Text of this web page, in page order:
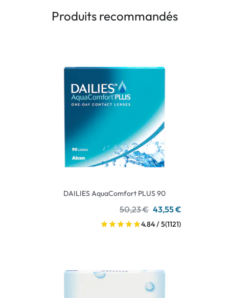
Produits recommandés
DAILIES AquaComfort PLUS 90
50,23 € 43,55 €
4.84 / 5(1121)